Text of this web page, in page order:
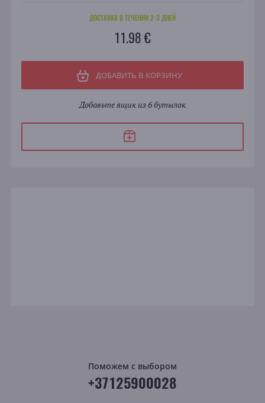
ДОСТАВКА В ТЕЧЕНИИ 2-3 ДНЕЙ
11.98 €
ДОБАВИТЬ В КОРЗИНУ
Добавьте ящик из 6 бутылок
Поможем с выбором
+37125900028